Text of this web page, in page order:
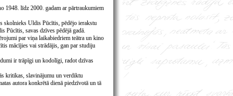
1948. līdz 2000. gadam ar pārtraukumiem
skolnieks Uldis Pūcītis, pēdējo ierakstu
Pūcītis, savas dzīves pēdējā gadā.
par viņa laikabiedriem teātra un kino
mācījies vai strādājis, gan par studiju
ir trāpīgi un kodolīgi, radot dzīvas
kritikas, slavinājumu un verdiktu
autora konkrētā dienā piedzīvotā un tā